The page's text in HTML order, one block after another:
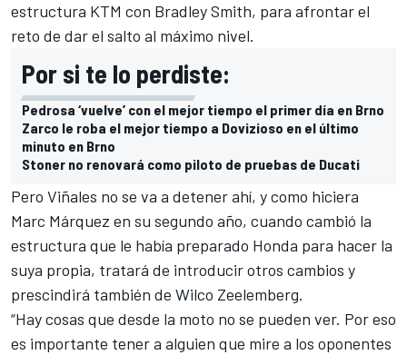
estructura KTM con Bradley Smith, para afrontar el
reto de dar el salto al máximo nivel.
Por si te lo perdiste:
Pedrosa ‘vuelve’ con el mejor tiempo el primer día en Brno
Zarco le roba el mejor tiempo a Dovizioso en el último
minuto en Brno
Stoner no renovará como piloto de pruebas de Ducati
Pero Viñales no se va a detener ahí, y como hiciera
Marc Márquez en su segundo año, cuando cambió la
estructura que le había preparado Honda para hacer la
suya propia, tratará de introducir otros cambios y
prescindirá también de Wilco Zeelemberg.
“Hay cosas que desde la moto no se pueden ver. Por eso
es importante tener a alguien que mire a los oponentes